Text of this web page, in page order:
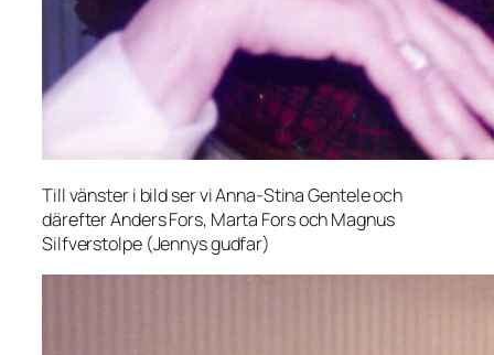
Till vänster i bild ser vi Anna-Stina Gentele och
därefter Anders Fors, Marta Fors och Magnus
Silfverstolpe (Jennys gudfar)